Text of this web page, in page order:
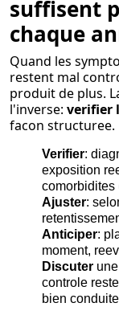
suffisent
chaque
Quand les
restent mal
produit de plus.
l'inverse: verifier
facon structuree.
Verifier:
exposition
comorbidites
Ajuster:
Anticiper:
moment,
Discuter
controle
bien